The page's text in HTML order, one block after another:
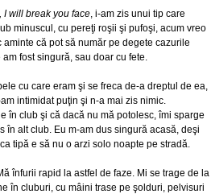
I will break you face, i-am zis unui tip care
minuscul, cu pereţi roşii şi pufoşi, acum vreo
că pot să număr pe degete cazurile
fost singură, sau doar cu fete.
cu care eram şi se freca de-a dreptul de ea,
intimidat puţin şi n-a mai zis nimic.
în club şi că dacă nu mă potolesc, îmi sparge
în alt club. Eu m-am dus singură acasă, deşi
tipă e să nu o arzi solo noapte pe stradă.
înfurii rapid la astfel de faze. Mi se trage de la
în cluburi, cu mâini trase pe şolduri, pelvisuri